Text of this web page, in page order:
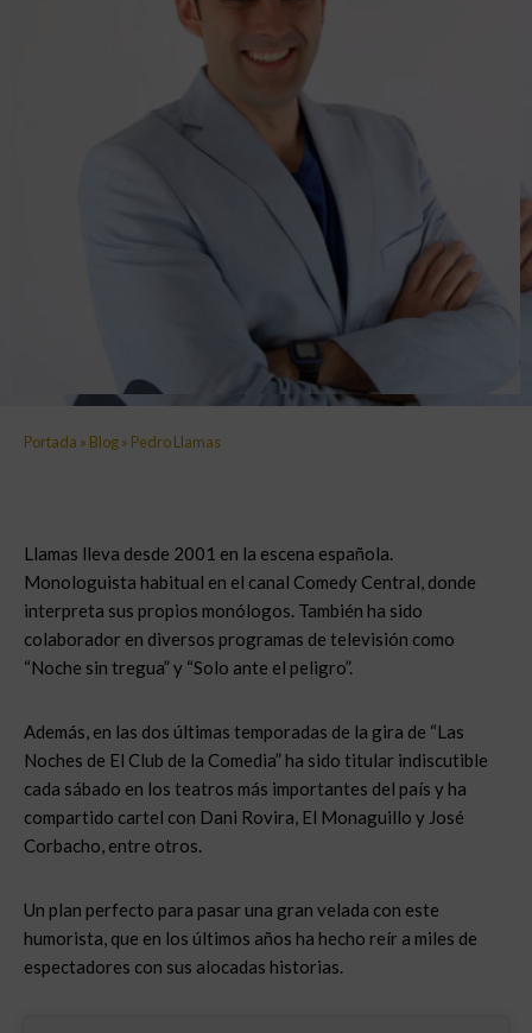
Portada » Blog» Pedro Llamas
Llamas lleva desde 2001 en la escena española.
Monologuista habitual en el canal Comedy Central, donde
interpreta sus propios monólogos. También ha sido
colaborador en diversos programas de televisión como
“Noche sin tregua” y “Solo ante el peligro”.
Además, en las dos últimas temporadas de la gira de “Las
Noches de El Club de la Comedia” ha sido titular indiscutible
cada sábado en los teatros más importantes del país y ha
compartido cartel con Dani Rovira, El Monaguillo y José
Corbacho, entre otros.
Un plan perfecto para pasar una gran velada con este
humorista, que en los últimos años ha hecho reír a miles de
espectadores con sus alocadas historias.